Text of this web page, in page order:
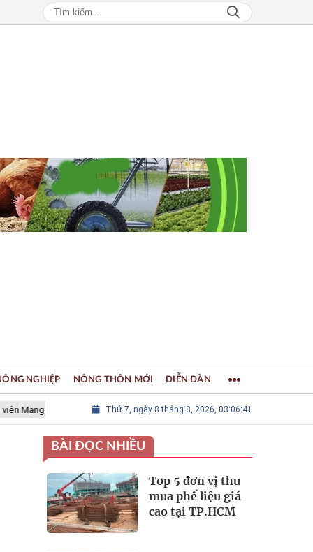
lưới các Thành phố Thủ công sáng tạo Thế giới LÀNG NGHỀ
Thứ 7, ngày 8 tháng 8, 2026, 03:06:42
NGHIỆP NÔNG THÔN MỚI DIỄN ĐÀN
BÀI ĐỌC NHIỀU
Top 5 đơn vị thu
mua phế liệu giá
cao tại TP.HCM